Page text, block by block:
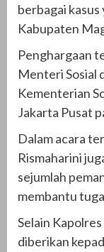
berbagai
Kabupaten
Penghargaan
Menteri Sosial
Kementerian
Jakarta Pusat
Dalam acara
Rismaharini
sejumlah
membantu
Selain
diberikan